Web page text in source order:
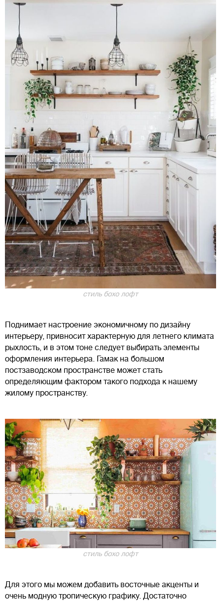
стиль бохо лофт
Поднимает настроение экономичному по дизайну
интерьеру, привносит характерную для летнего климата
рыхлость, и в этом тоне следует выбирать элементы
оформления интерьера. Гамак на большом
постзаводском пространстве может стать
определяющим фактором такого подхода к нашему
жилому пространству.
стиль бохо лофт
Для этого мы можем добавить восточные акценты и
очень модную тропическую графику. Достаточно